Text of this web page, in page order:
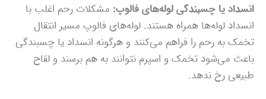
انسداد یا چسبندگی لوله‌های فالوپ: مشکلات رحم اغلب با
انسداد لوله‌ها همراه هستند. لوله‌های فالوپ مسیر انتقال
تخمک به رحم را فراهم می‌کنند و هرگونه انسداد یا چسبندگی
باعث می‌شود تخمک و اسپرم نتوانند به هم برسند و لقاح
طبیعی رخ ندهد.